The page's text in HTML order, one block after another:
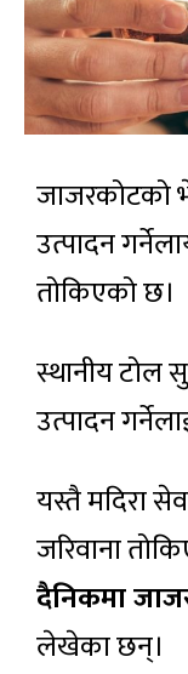
जाजरकोटको
उत्पादन
तोकिएको छ।
स्थानीय टोल
उत्पादन
यस्तै मदिरा
जरिवाना
दैनिकमा
लेखेका छन्।